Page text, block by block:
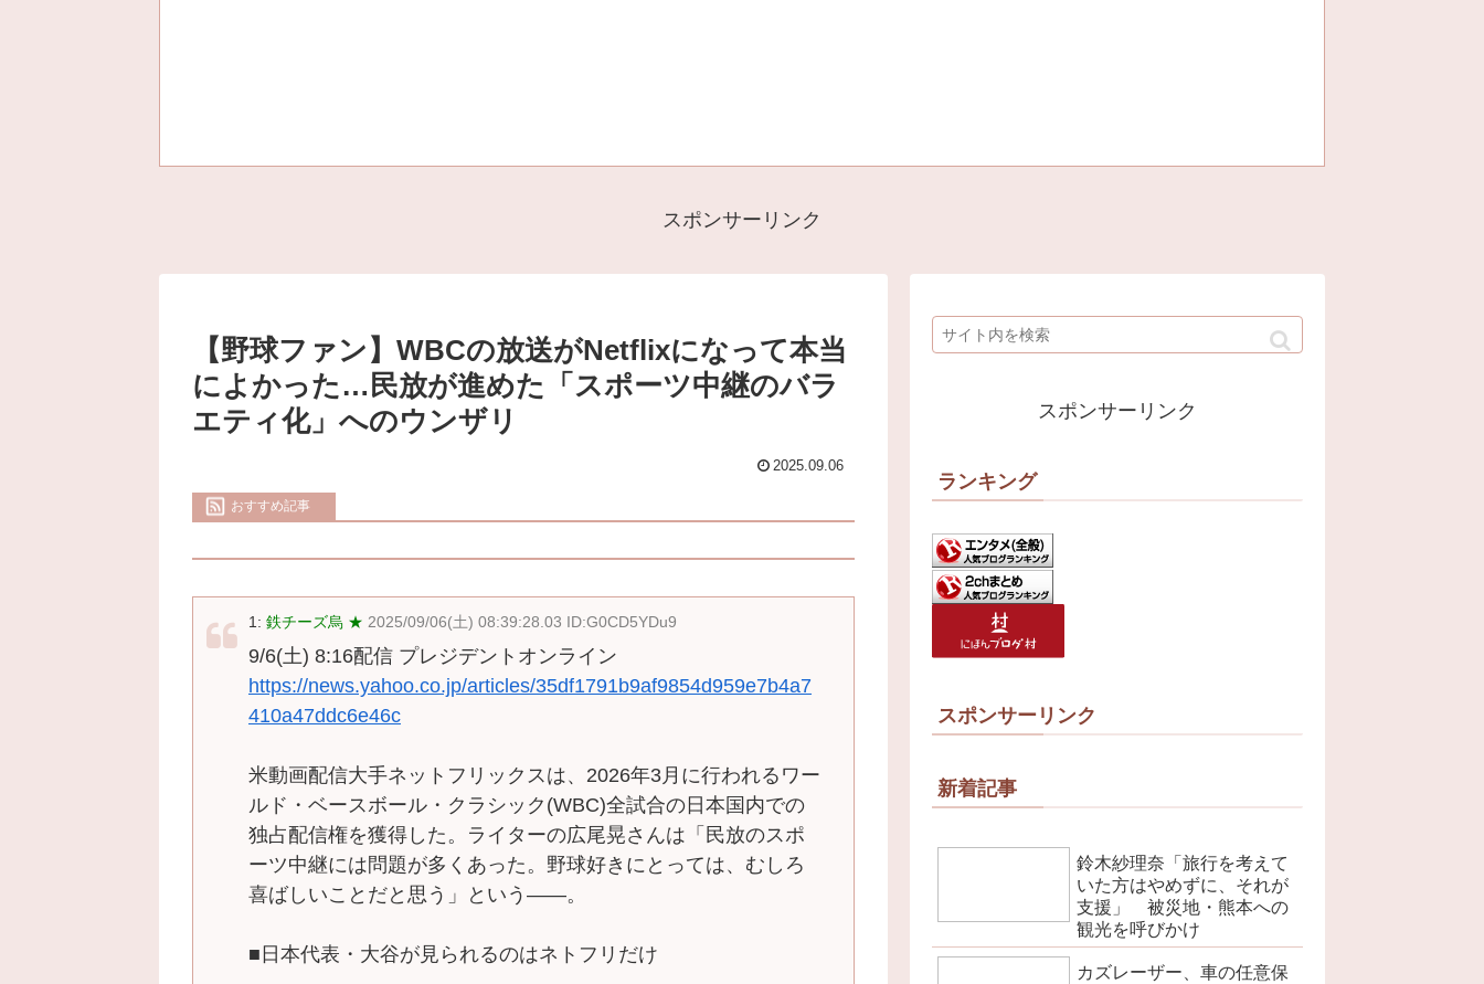
スポンサーリンク
【野球ファン】WBCの放送がNetflixになって本当
によかった…民放が進めた「スポーツ中継のバラ
エティ化」へのウンザリ
2025.09.06
おすすめ記事
1: 鉄チーズ烏 ★ 2025/09/06(土) 08:39:28.03 ID:G0CD5YDu9
9/6(土) 8:16配信 プレジデントオンライン
https://news.yahoo.co.jp/articles/35df1791b9af9854d959e7b4a7
410a47ddc6e46c
米動画配信大手ネットフリックスは、2026年3月に行われるワー
ルド・ベースボール・クラシック(WBC)全試合の日本国内での
独占配信権を獲得した。ライターの広尾晃さんは「民放のスポ
ーツ中継には問題が多くあった。野球好きにとっては、むしろ
喜ばしいことだと思う」という――。
■日本代表・大谷が見られるのはネトフリだけ
スポンサーリンク
ランキング
スポンサーリンク
新着記事
鈴木紗理奈「旅行を考えて
いた方はやめずに、それが
支援」 被災地・熊本への
観光を呼びかけ
カズレーザー、車の任意保